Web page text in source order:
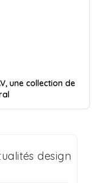
une collection de
design